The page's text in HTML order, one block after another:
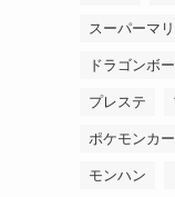
スーパーマ
ドラゴンボ
プレステ
ポケモンカ
モンハン